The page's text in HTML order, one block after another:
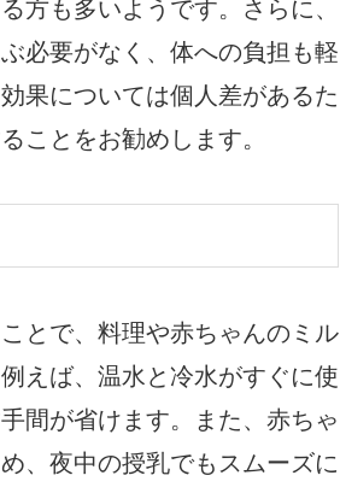
方も多いようです。さらに、
必要がなく、体への負担も軽
果については個人差があるた
ことをお勧めします。
とで、料理や赤ちゃんのミル
えば、温水と冷水がすぐに使
間が省けます。また、赤ちゃ
、夜中の授乳でもスムーズに